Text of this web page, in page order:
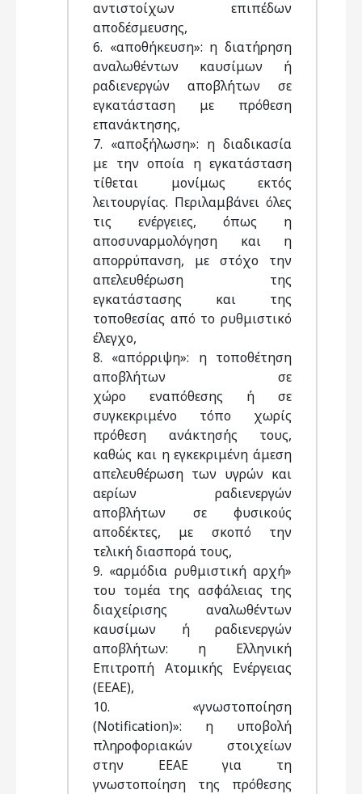
αντιστοίχων επιπέδων
αποδέσμευσης,
6. «αποθήκευση»: η διατήρηση
αναλωθέντων καυσίμων ή
ραδιενεργών αποβλήτων σε
εγκατάσταση με πρόθεση
επανάκτησης,
7. «αποξήλωση»: η διαδικασία
με την οποία η εγκατάσταση
τίθεται μονίμως εκτός
λειτουργίας. Περιλαμβάνει όλες
τις ενέργειες, όπως η
αποσυναρμολόγηση και η
απορρύπανση, με στόχο την
απελευθέρωση της
εγκατάστασης και της
τοποθεσίας από το ρυθμιστικό
έλεγχο,
8. «απόρριψη»: η τοποθέτηση
αποβλήτων σε
χώρο εναπόθεσης ή σε
συγκεκριμένο τόπο χωρίς
πρόθεση ανάκτησής τους,
καθώς και η εγκεκριμένη άμεση
απελευθέρωση των υγρών και
αερίων ραδιενεργών
αποβλήτων σε φυσικούς
αποδέκτες, με σκοπό την
τελική διασπορά τους,
9. «αρμόδια ρυθμιστική αρχή»
του τομέα της ασφάλειας της
διαχείρισης αναλωθέντων
καυσίμων ή ραδιενεργών
αποβλήτων: η Ελληνική
Επιτροπή Ατομικής Ενέργειας
(ΕΕΑΕ),
10. «γνωστοποίηση
(Notification)»: η υποβολή
πληροφοριακών στοιχείων
στην ΕΕΑΕ για τη
γνωστοποίηση της πρόθεσης